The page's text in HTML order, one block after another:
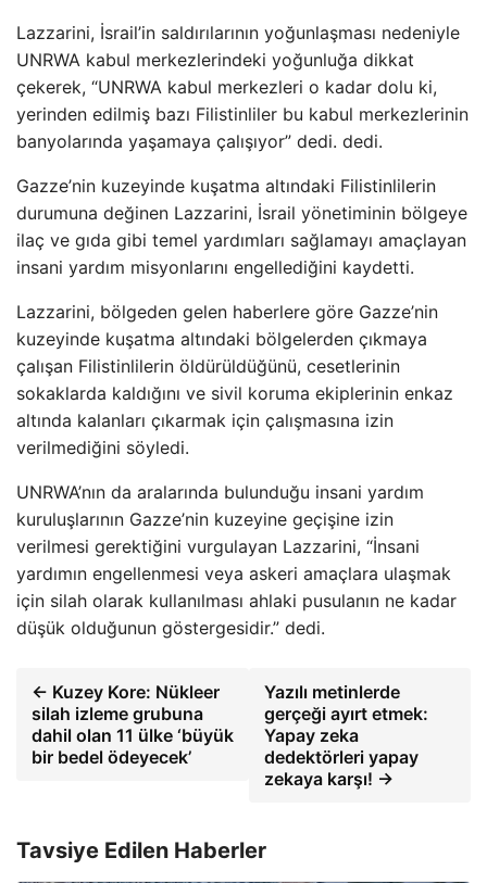
Lazzarini, İsrail’in saldırılarının yoğunlaşması nedeniyle
UNRWA kabul merkezlerindeki yoğunluğa dikkat
çekerek, “UNRWA kabul merkezleri o kadar dolu ki,
yerinden edilmiş bazı Filistinliler bu kabul merkezlerinin
banyolarında yaşamaya çalışıyor” dedi. dedi.
Gazze’nin kuzeyinde kuşatma altındaki Filistinlilerin
durumuna değinen Lazzarini, İsrail yönetiminin bölgeye
ilaç ve gıda gibi temel yardımları sağlamayı amaçlayan
insani yardım misyonlarını engellediğini kaydetti.
Lazzarini, bölgeden gelen haberlere göre Gazze’nin
kuzeyinde kuşatma altındaki bölgelerden çıkmaya
çalışan Filistinlilerin öldürüldüğünü, cesetlerinin
sokaklarda kaldığını ve sivil koruma ekiplerinin enkaz
altında kalanları çıkarmak için çalışmasına izin
verilmediğini söyledi.
UNRWA’nın da aralarında bulunduğu insani yardım
kuruluşlarının Gazze’nin kuzeyine geçişine izin
verilmesi gerektiğini vurgulayan Lazzarini, “İnsani
yardımın engellenmesi veya askeri amaçlara ulaşmak
için silah olarak kullanılması ahlaki pusulanın ne kadar
düşük olduğunun göstergesidir.” dedi.
← Kuzey Kore: Nükleer
silah izleme grubuna
dahil olan 11 ülke ‘büyük
bir bedel ödeyecek’
Yazılı metinlerde
gerçeği ayırt etmek:
Yapay zeka
dedektörleri yapay
zekaya karşı! →
Tavsiye Edilen Haberler